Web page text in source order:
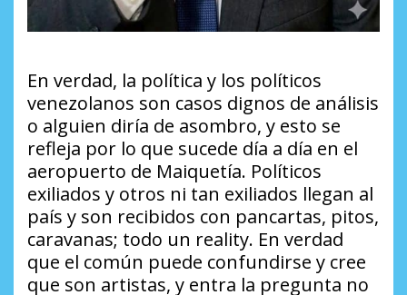
En verdad, la política y los políticos
venezolanos son casos dignos de análisis
o alguien diría de asombro, y esto se
refleja por lo que sucede día a día en el
aeropuerto de Maiquetía. Políticos
exiliados y otros ni tan exiliados llegan al
país y son recibidos con pancartas, pitos,
caravanas; todo un reality. En verdad
que el común puede confundirse y cree
que son artistas, y entra la pregunta no